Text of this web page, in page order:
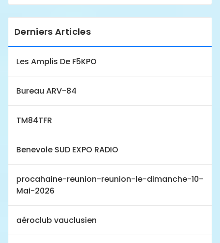
Derniers Articles
Les Amplis De F5KPO
Bureau ARV-84
TM84TFR
Benevole SUD EXPO RADIO
procahaine-reunion-reunion-le-dimanche-10-
Mai-2026
aéroclub vauclusien